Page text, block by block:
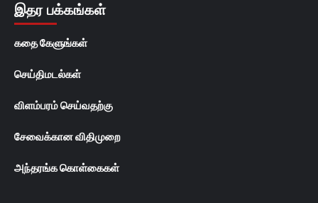
இதர பக்கங்கள்
கதை கேளுங்கள்
செய்திமடல்கள்
விளம்பரம் செய்வதற்கு
சேவைக்கான விதிமுறை
அந்தரங்க கொள்கைகள்